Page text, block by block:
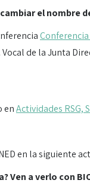
el nombre
de la Junta
enActividades RSG,
en la siguiente
Ven a verlo con